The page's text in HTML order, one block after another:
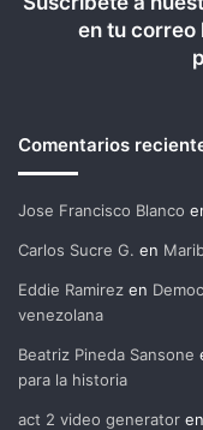
en tu correo
Comentarios
Jose Francisco Blanco
Carlos Sucre G. en
Eddie Ramirez en
venezolana
Beatriz Pineda Sansone
para la historia
act 2 video generator en